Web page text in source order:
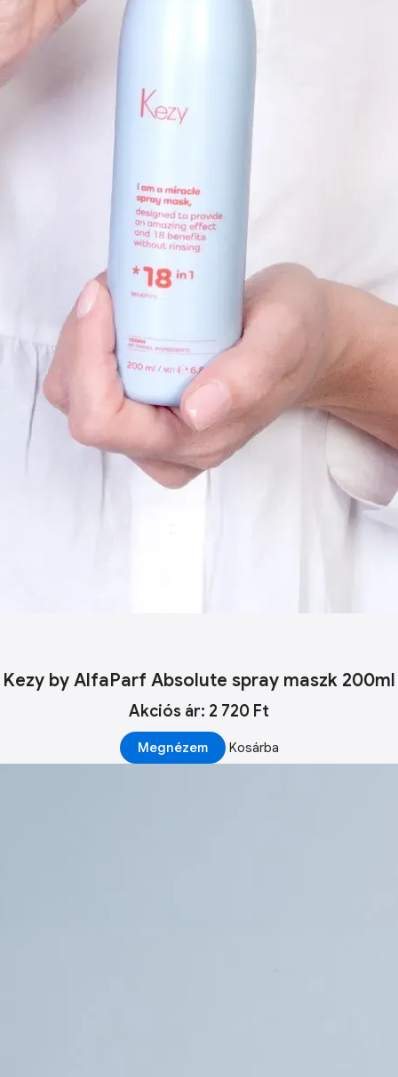
Kezy by AlfaParf Absolute spray maszk 200ml
Akciós ár: 2 720 Ft
Megnézem Kosárba